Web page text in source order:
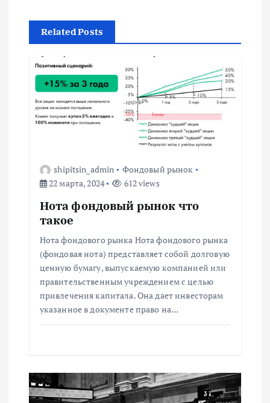
г
а
ц
и
я
Related Posts
shipitsin_admin
Фондовый рынок
22 марта, 2024
612 views
Нота фондовый рынок что
такое
Нота фондового рынка Нота фондового рынка
(фондовая нота) представляет собой долговую
ценную бумагу, выпускаемую компанией или
правительственным учреждением с целью
привлечения капитала. Она дает инвесторам
указанное в документе право на…